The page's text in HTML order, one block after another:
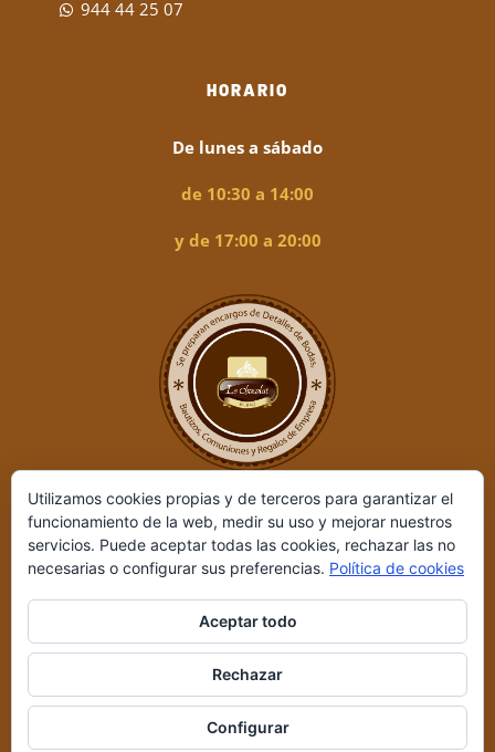
944 44 25 07
HORARIO
De lunes a sábado
de 10:30 a 14:00
y de 17:00 a 20:00
Aviso legal y Política de privacidad
Utilizamos cookies propias y de terceros para garantizar el
funcionamiento de la web, medir su uso y mejorar nuestros
servicios. Puede aceptar todas las cookies, rechazar las no
necesarias o configurar sus preferencias. Política de cookies
Aceptar todo
Rechazar
Configurar